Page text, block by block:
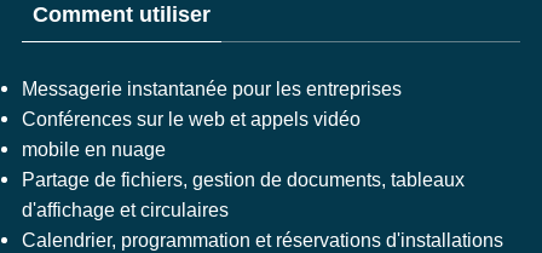
Comment utiliser
Messagerie instantanée pour les entreprises
Conférences sur le web et appels vidéo
mobile en nuage
Partage de fichiers, gestion de documents, tableaux
d'affichage et circulaires
Calendrier, programmation et réservations d'installations